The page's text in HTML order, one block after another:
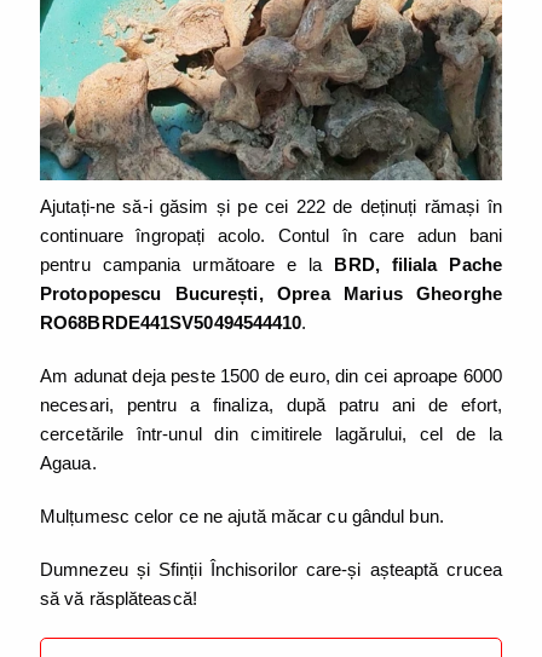
Ajutați-ne să-i găsim și pe cei 222 de deținuți rămași în
continuare îngropați acolo. Contul în care adun bani
pentru campania următoare e la BRD, filiala Pache
Protopopescu București, Oprea Marius Gheorghe
RO68BRDE441SV50494544410.
Am adunat deja peste 1500 de euro, din cei aproape 6000
necesari, pentru a finaliza, după patru ani de efort,
cercetările într-unul din cimitirele lagărului, cel de la
Agaua.
Mulțumesc celor ce ne ajută măcar cu gândul bun.
Dumnezeu și Sfinții Închisorilor care-și așteaptă crucea
să vă răsplătească!